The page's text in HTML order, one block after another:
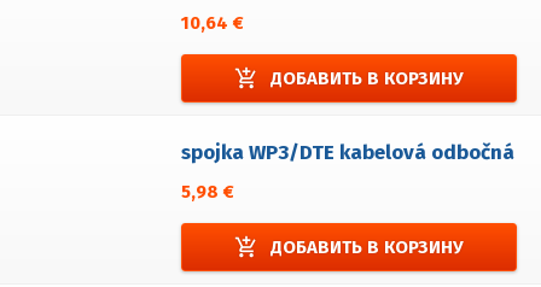
10,64 €
add_shopping_cart ДОБАВИТЬ В КОРЗИНУ
spojka WP3/DTE kabelová odbočná
5,98 €
add_shopping_cart ДОБАВИТЬ В КОРЗИНУ